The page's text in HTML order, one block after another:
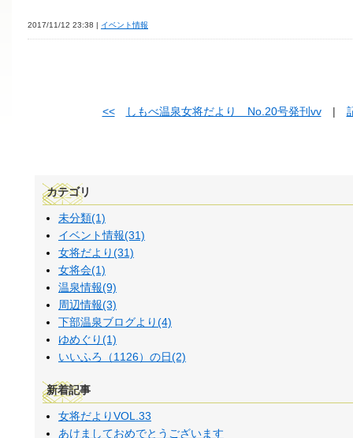
2017/11/12 23:38 | イベント情報
<< しもべ温泉女将だより No.20号発刊vv|
カテゴリ
未分類(1)
イベント情報(31)
女将だより(31)
女将会(1)
温泉情報(9)
周辺情報(3)
下部温泉ブログより(4)
ゆめぐり(1)
いいふろ（1126）の日(2)
新着記事
女将だよりVOL.33
あけましておめでとうございます